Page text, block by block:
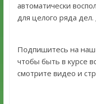
автоматически
для целого ряда
Подпишитесь на наш
чтобы быть в курсе
смотрите видео и